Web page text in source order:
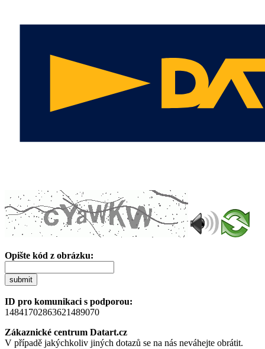
Opište kód z obrázku:
submit
ID pro komunikaci s podporou:
14841702863621489070
Zákaznické centrum Datart.cz
V případě jakýchkoliv jiných dotazů se na nás neváhejte obrátit.